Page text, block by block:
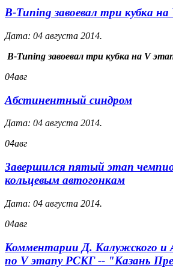
B-Tuning завоевал три кубка
Дата: 04 августа 2014.
B-Tuning завоевал три кубка на V
04авг
Абстинентный синдром
Дата: 04 августа 2014.
04авг
Завершился пятый этап
кольцевым автогонкам
Дата: 04 августа 2014.
04авг
Комментарии Д. Калужского и
по V этапу РСКГ -- "Казань